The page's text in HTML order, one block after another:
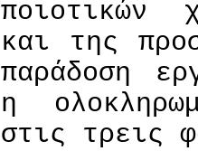
ποιοτικών
και της
παράδοση
η
στις τρεις